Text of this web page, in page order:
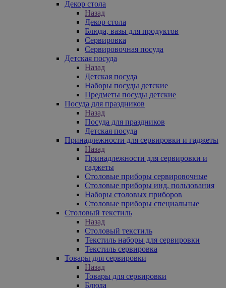
Декор стола
Назад
Декор стола
Блюда, вазы для продуктов
Сервировка
Сервировочная посуда
Детская посуда
Назад
Детская посуда
Наборы посуды детские
Предметы посуды детские
Посуда для праздников
Назад
Посуда для праздников
Детская посуда
Принадлежности для сервировки и гаджеты
Назад
Принадлежности для сервировки и
гаджеты
Столовые приборы сервировочные
Столовые приборы инд. пользования
Наборы столовых приборов
Столовые приборы специальные
Столовый текстиль
Назад
Столовый текстиль
Текстиль наборы для сервировки
Текстиль сервировка
Товары для сервировки
Назад
Товары для сервировки
Блюда